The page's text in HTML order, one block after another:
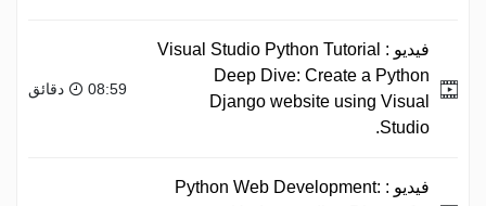
فيديو : Visual Studio Python Tutorial
Deep Dive: Create a Python
Django website using Visual
Studio.
08:59 دقائق
فيديو : Python Web Development: